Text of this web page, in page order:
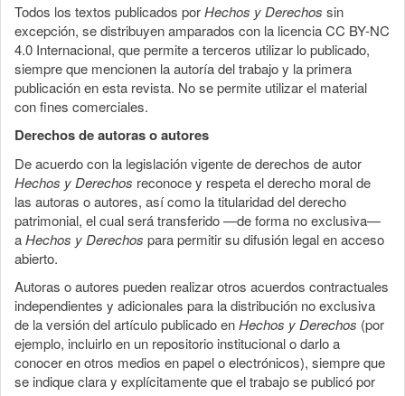
Todos los textos publicados porHechos y Derechos sin
excepción, se distribuyen amparados con la licencia CC BY-NC
4.0 Internacional, que permite a terceros utilizar lo publicado,
siempre que mencionen la autoría del trabajo y la primera
publicación en esta revista. No se permite utilizar el material
con fines comerciales.
Derechos de autoras o autores
De acuerdo con la legislación vigente de derechos de autor
Hechos y Derechos reconoce y respeta el derecho moral de
las autoras o autores, así como la titularidad del derecho
patrimonial, el cual será transferido —de forma no exclusiva—
aHechos y Derechos para permitir su difusión legal en acceso
abierto.
Autoras o autores pueden realizar otros acuerdos contractuales
independientes y adicionales para la distribución no exclusiva
de la versión del artículo publicado enHechos y Derechos (por
ejemplo, incluirlo en un repositorio institucional o darlo a
conocer en otros medios en papel o electrónicos), siempre que
se indique clara y explícitamente que el trabajo se publicó por